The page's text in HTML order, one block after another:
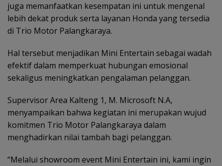
juga memanfaatkan kesempatan ini untuk mengenal
lebih dekat produk serta layanan Honda yang tersedia
di Trio Motor Palangkaraya.
Hal tersebut menjadikan Mini Entertain sebagai wadah
efektif dalam memperkuat hubungan emosional
sekaligus meningkatkan pengalaman pelanggan.
Supervisor Area Kalteng 1, M. Microsoft N.A,
menyampaikan bahwa kegiatan ini merupakan wujud
komitmen Trio Motor Palangkaraya dalam
menghadirkan nilai tambah bagi pelanggan.
“Melalui showroom event Mini Entertain ini, kami ingin